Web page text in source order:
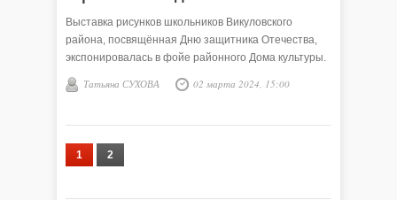
Выставка рисунков школьников Викуловского
района, посвящённая Дню защитника Отечества,
экспонировалась в фойе районного Дома культуры.
Татьяна СУХОВА 02 марта 2024, 15:00
1 2